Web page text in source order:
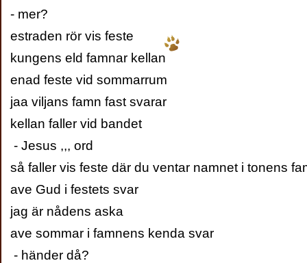
- mer?
estraden rör vis feste
kungens eld famnar kellan
enad feste vid sommarrum
jaa viljans famn fast svarar
kellan faller vid bandet
- Jesus ,,, ord
så faller vis feste där du ventar namnet i tonens
ave Gud i festets svar
jag är nådens aska
ave sommar i famnens kenda svar
- händer då?